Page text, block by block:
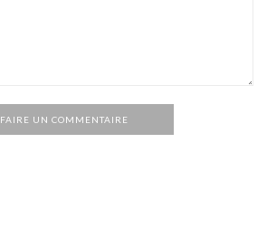
FAIRE UN COMMENTAIRE